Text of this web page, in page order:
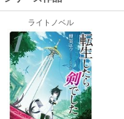
ライトノベル